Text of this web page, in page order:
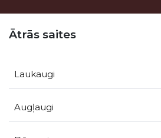
Ātrās saites
Laukaugi
Augļaugi